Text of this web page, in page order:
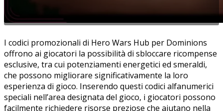
I codici promozionali di Hero Wars Hub per Dominions
offrono ai giocatori la possibilità di sbloccare ricompense
esclusive, tra cui potenziamenti energetici ed smeraldi,
che possono migliorare significativamente la loro
esperienza di gioco. Inserendo questi codici alfanumerici
speciali nell’area designata del gioco, i giocatori possono
facilmente richiedere risorse preziose che aiutano nella